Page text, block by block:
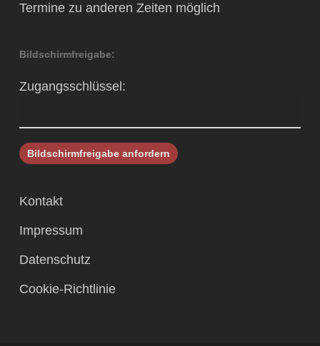
Termine zu anderen Zeiten möglich
Bildschirmfreigabe:
Zugangsschlüssel:
Kontakt
Impressum
Datenschutz
Cookie-Richtlinie